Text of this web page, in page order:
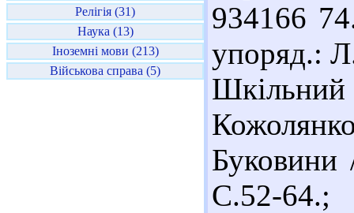
Релігія (31)
Наука (13)
Іноземні мови (213)
Військова справа (5)
934166
упоряд.:
С.52-